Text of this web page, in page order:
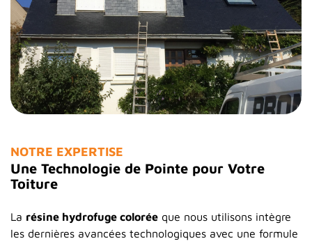
NOTRE EXPERTISE
Une Technologie de Pointe pour Votre
Toiture
La résine hydrofuge colorée que nous utilisons intègre
les dernières avancées technologiques avec une formule